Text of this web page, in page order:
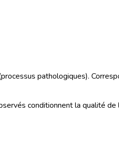
pathologiques).
conditionnent la qualité de